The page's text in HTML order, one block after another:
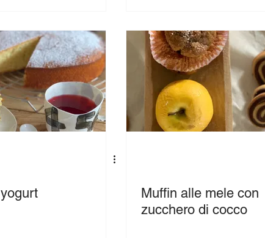
Muffin alle mele con
zucchero di cocco